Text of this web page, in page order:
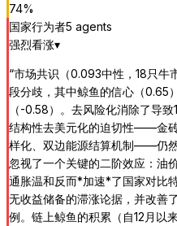
74%
国家行为者5 agents
强烈看涨▾
“市场共识（0.093中性，18只牛
段分歧，其中鲸鱼的信心（0.65
（-0.58）。去风险化消除了导
结构性去美元化的迫切性——金
样化、双边能源结算机制——仍
忽视了一个关键的二阶效应：油
通胀温和反而*加速*了国家对比
无收益储备的滞涨论据，并改善
例。链上鲸鱼的积累（自12月以